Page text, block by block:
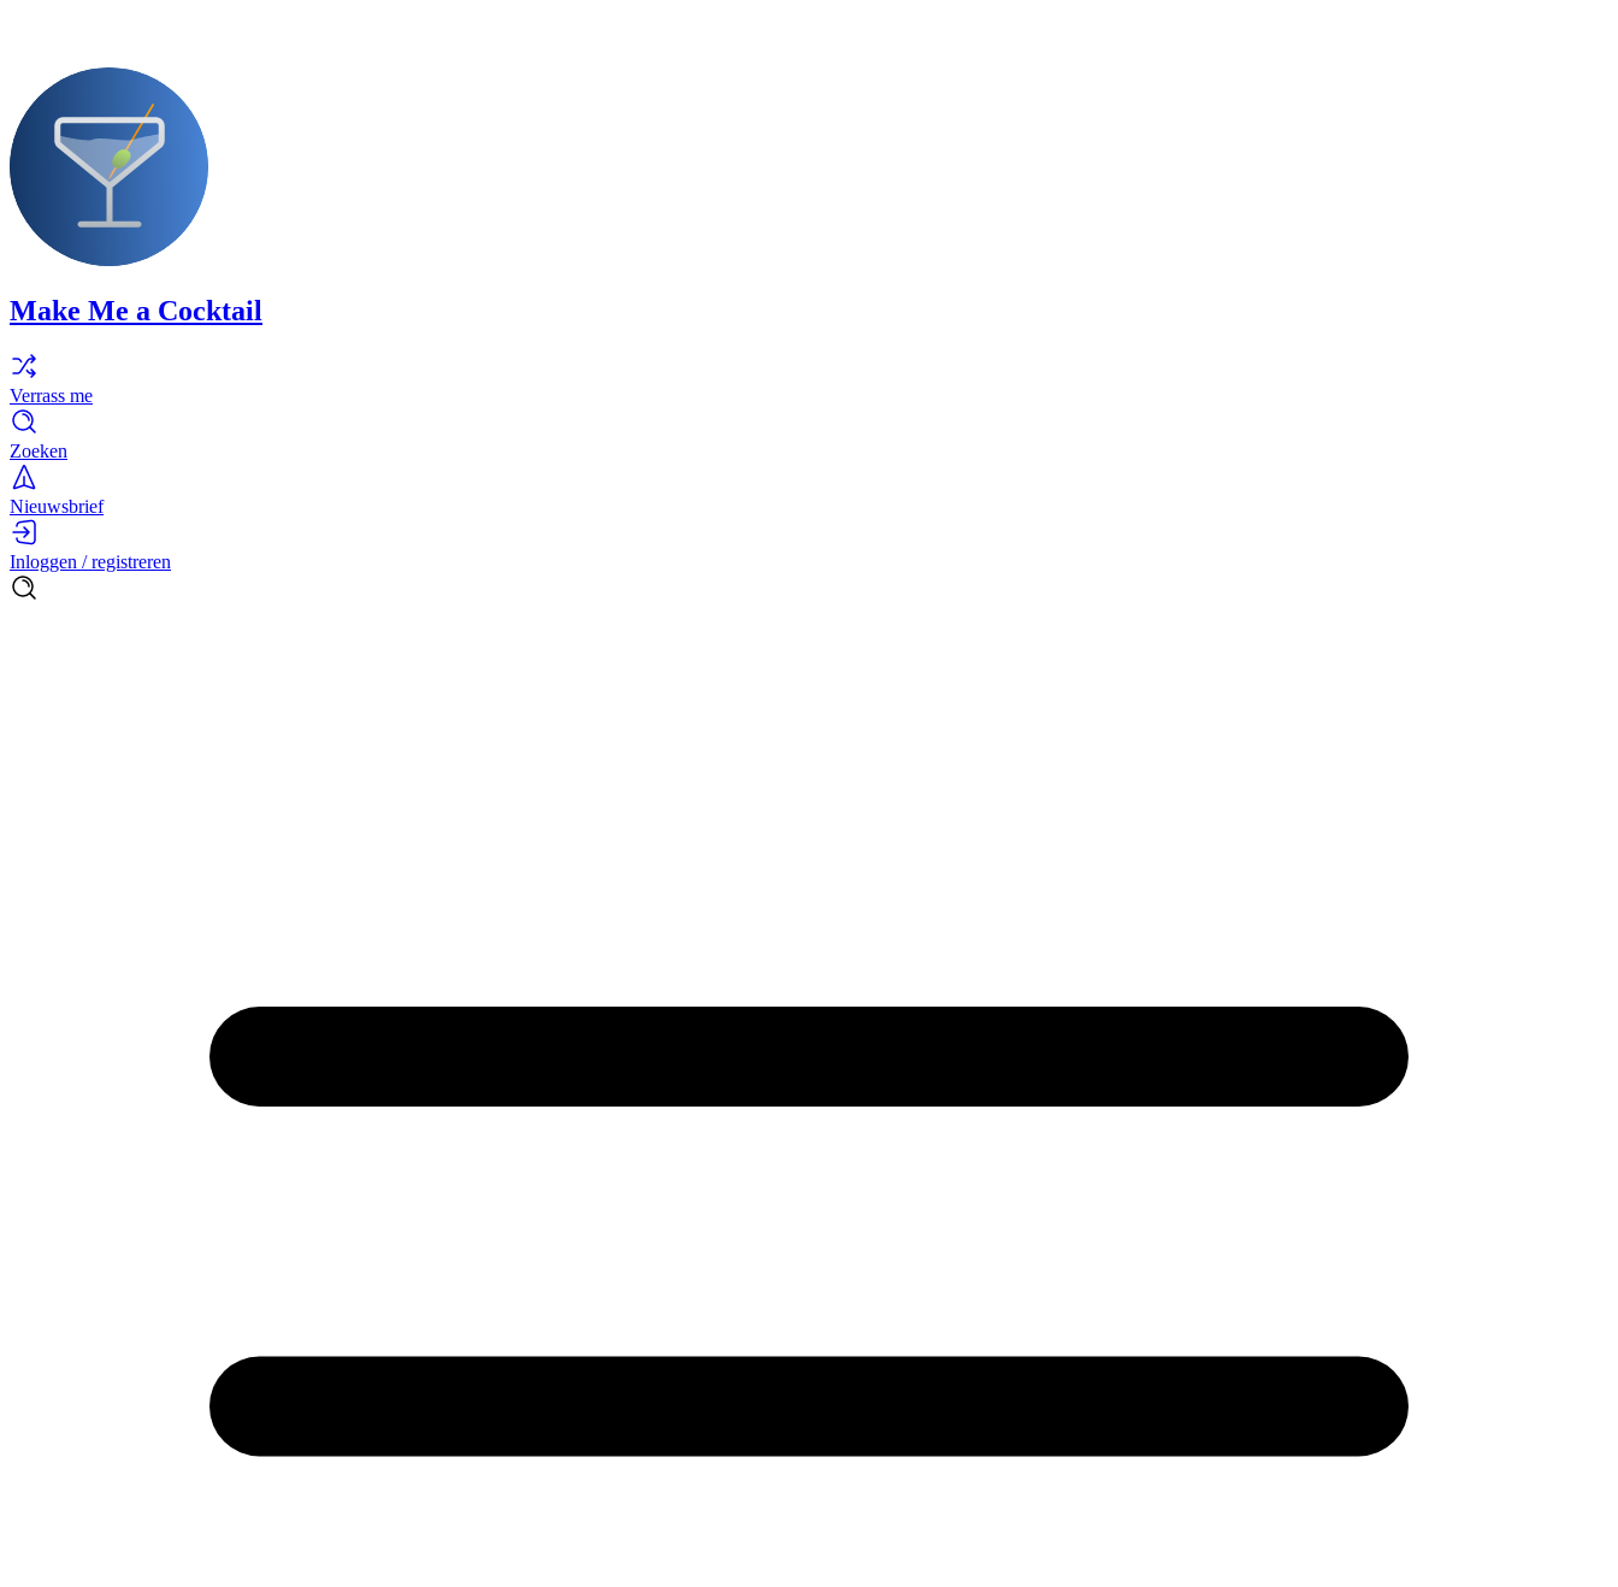
Make Me a Cocktail
Verrass me
Zoeken
Nieuwsbrief
Inloggen / registreren